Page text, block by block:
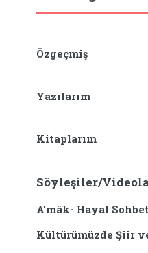
Özgeçmiş
Yazılarım
Kitaplarım
Söyleşiler/
A'mâk- Hayal
Kültürümüzde Şiir